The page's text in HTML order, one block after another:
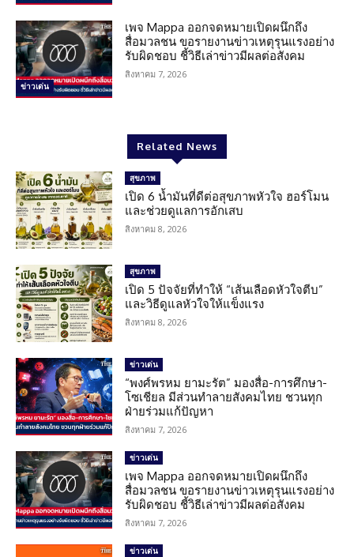
ข่าวเด่น
เพจ Mappa ออกจดหมายเปิดผนึกถึง
สื่อมวลชน ขอรายงานข่าวเหตุรุนแรงอย่าง
รับผิดชอบ ชี้วิธีเล่าข่าวมีผลต่อสังคม
สิงหาคม 7, 2026
Related News
สุขภาพ
เปิด 6 น้ำมันที่ดีต่อสุขภาพหัวใจ ฮอร์โมน
และช่วยดูแลการอักเสบ
สิงหาคม 8, 2026
สุขภาพ
เปิด 5 ปัจจัยที่ทำให้ “เส้นเลือดหัวใจตีบ”
และวิธีดูแลหัวใจให้แข็งแรง
สิงหาคม 8, 2026
ข่าวเด่น
“พงศ์พรหม ยามะรัต” มองสื่อ-การศึกษา-
โซเชียล มีส่วนทำลายสังคมไทย ชวนทุก
ฝ่ายร่วมแก้ปัญหา
สิงหาคม 7, 2026
ข่าวเด่น
เพจ Mappa ออกจดหมายเปิดผนึกถึง
สื่อมวลชน ขอรายงานข่าวเหตุรุนแรงอย่าง
รับผิดชอบ ชี้วิธีเล่าข่าวมีผลต่อสังคม
สิงหาคม 7, 2026
ข่าวเด่น